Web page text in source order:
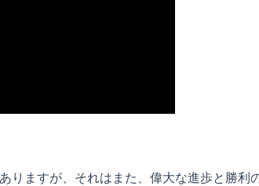
りますが、それはまた、偉大な進歩と勝